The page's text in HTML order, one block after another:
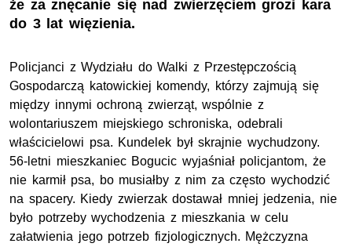
że za znęcanie się nad zwierzęciem grozi kara
do 3 lat więzienia.
Policjanci z Wydziału do Walki z Przestępczością
Gospodarczą katowickiej komendy, którzy zajmują się
między innymi ochroną zwierząt, wspólnie z
wolontariuszem miejskiego schroniska, odebrali
właścicielowi psa. Kundelek był skrajnie wychudzony.
56-letni mieszkaniec Bogucic wyjaśniał policjantom, że
nie karmił psa, bo musiałby z nim za często wychodzić
na spacery. Kiedy zwierzak dostawał mniej jedzenia, nie
było potrzeby wychodzenia z mieszkania w celu
załatwienia jego potrzeb fizjologicznych. Mężczyzna